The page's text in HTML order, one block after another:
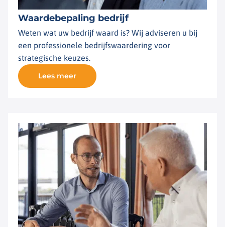
Waardebepaling bedrijf
Weten wat uw bedrijf waard is? Wij adviseren u bij
een professionele bedrijfswaardering voor
strategische keuzes.
Lees meer